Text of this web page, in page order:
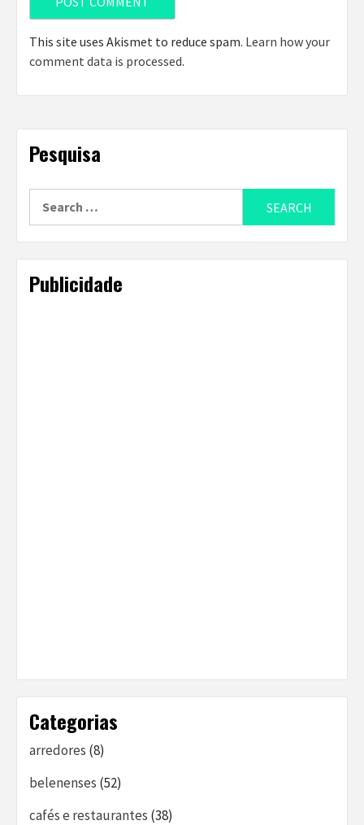
This site uses Akismet to reduce spam. Learn how your
comment data is processed.
Pesquisa
Publicidade
Categorias
arredores (8)
belenenses (52)
cafés e restaurantes (38)